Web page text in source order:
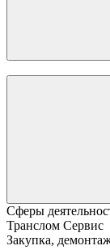
Сферы
Транслом Сервис
Закупка,